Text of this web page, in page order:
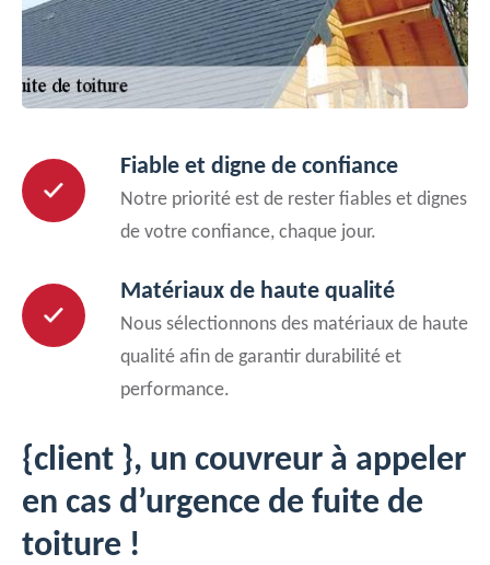
Fiable et digne de confiance
Notre priorité est de rester fiables et dignes
de votre confiance, chaque jour.
Matériaux de haute qualité
Nous sélectionnons des matériaux de haute
qualité afin de garantir durabilité et
performance.
{client }, un couvreur à appeler
en cas d’urgence de fuite de
toiture !